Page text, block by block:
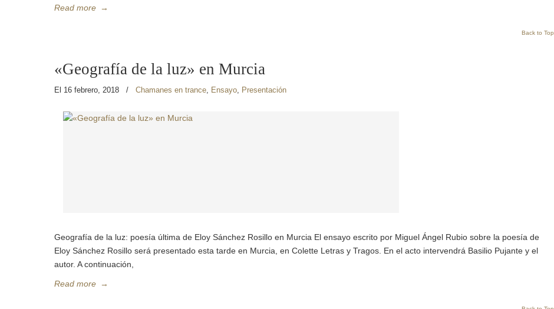
Read more →
Back to Top
«Geografía de la luz» en Murcia
El 16 febrero, 2018 / Chamanes en trance, Ensayo, Presentación
Geografía de la luz: poesía última de Eloy Sánchez Rosillo en Murcia El ensayo escrito por Miguel Ángel Rubio sobre la poesía de
Eloy Sánchez Rosillo será presentado esta tarde en Murcia, en Colette Letras y Tragos. En el acto intervendrá Basilio Pujante y el
autor. A continuación,
Read more →